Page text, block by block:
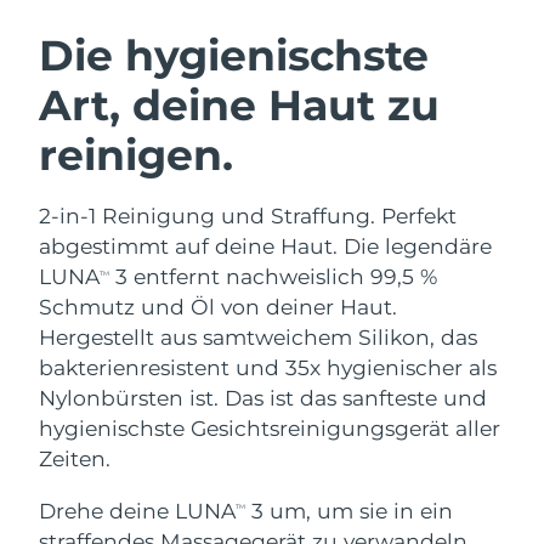
Die hygienischste
Art, deine Haut zu
reinigen.
2-in-1 Reinigung und Straffung. Perfekt
abgestimmt auf deine Haut. Die legendäre
LUNATM
3 entfernt nachweislich 99,5 %
Schmutz und Öl von deiner Haut.
Hergestellt aus samtweichem Silikon, das
bakterienresistent und 35x hygienischer als
Nylonbürsten ist. Das ist das sanfteste und
hygienischste Gesichtsreinigungsgerät aller
Zeiten.
Drehe deine LUNATM
3 um, um sie in ein
Gesichtsreinigung
Anti-aging massage
LUNA™ 4 Plus
Massage, LED heating
LUNA™ 4 Men
Microcurrent toning
BEAR™ 2 go
Microcurrent toning on-the-go
BEAR™ 2 eyes & lips
Hydratisierung
UFO™ 3 Set
Deep facial hydration
device
Mundpflege
issa™ 4
Hybrid silicone sonic toothbrush
FAQ™ ANTI-AGING-BEHANDLUNG
Anti-aging LED-Behandlungen
NEW
Australien
Erwartete Lieferung
12/08/2026
Österreich
Bahrain
Erwartete Lieferung
10/08/2026
Belgien
Erwartete Lieferung
09/08/2026
Bermuda
Erwartete Lieferung
15/08/2026
Bosnien und